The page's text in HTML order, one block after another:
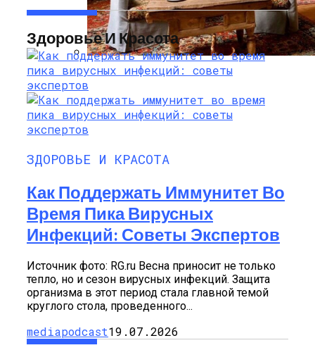
Русский Стиль: Архитектура, Интерьер
И Другие Особенности Этого
Направления
Здоровье И Красота
ЗДОРОВЬЕ И КРАСОТА
Как Поддержать Иммунитет Во
Время Пика Вирусных
Инфекций: Советы Экспертов
Источник фото: RG.ru Весна приносит не только
тепло, но и сезон вирусных инфекций. Защита
организма в этот период стала главной темой
круглого стола, проведенного...
mediapodcast19.07.2026